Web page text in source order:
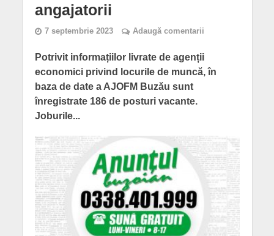
angajatorii
7 septembrie 2023 Adaugă comentarii
Potrivit informațiilor livrate de agenții
economici privind locurile de muncă, în
baza de date a AJOFM Buzău sunt
înregistrate 186 de posturi vacante.
Joburile...